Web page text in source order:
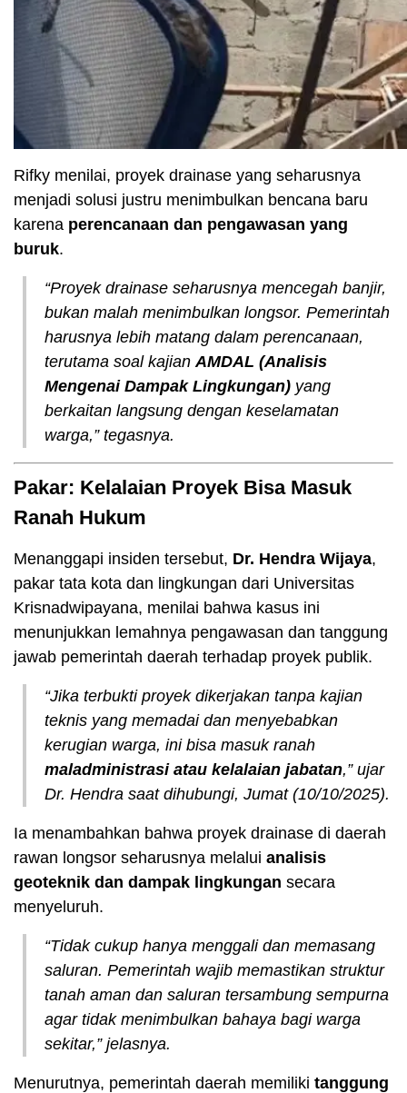
Rifky menilai, proyek drainase yang seharusnya
menjadi solusi justru menimbulkan bencana baru
karena perencanaan dan pengawasan yang
buruk.
“Proyek drainase seharusnya mencegah banjir,
bukan malah menimbulkan longsor. Pemerintah
harusnya lebih matang dalam perencanaan,
terutama soal kajian AMDAL (Analisis
Mengenai Dampak Lingkungan) yang
berkaitan langsung dengan keselamatan
warga,” tegasnya.
Pakar: Kelalaian Proyek Bisa Masuk
Ranah Hukum
Menanggapi insiden tersebut, Dr. Hendra Wijaya,
pakar tata kota dan lingkungan dari Universitas
Krisnadwipayana, menilai bahwa kasus ini
menunjukkan lemahnya pengawasan dan tanggung
jawab pemerintah daerah terhadap proyek publik.
“Jika terbukti proyek dikerjakan tanpa kajian
teknis yang memadai dan menyebabkan
kerugian warga, ini bisa masuk ranah
maladministrasi atau kelalaian jabatan,” ujar
Dr. Hendra saat dihubungi, Jumat (10/10/2025).
Ia menambahkan bahwa proyek drainase di daerah
rawan longsor seharusnya melalui analisis
geoteknik dan dampak lingkungan secara
menyeluruh.
“Tidak cukup hanya menggali dan memasang
saluran. Pemerintah wajib memastikan struktur
tanah aman dan saluran tersambung sempurna
agar tidak menimbulkan bahaya bagi warga
sekitar,” jelasnya.
Menurutnya, pemerintah daerah memiliki tanggung